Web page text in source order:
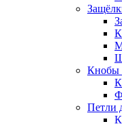
Кнобы
Петли